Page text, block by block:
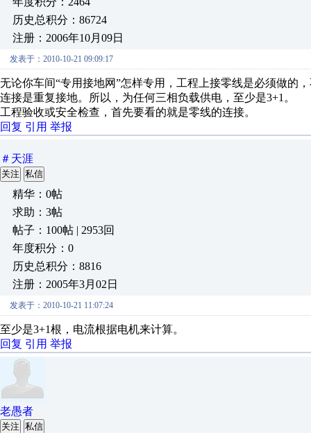
历史总积分：86724
注册：2006年10月09日
发表于：2010-10-21 09:09:17
无论你车间“专用接地网”怎样专用，工程上接零线是必须做的
连接是重复接地。所以，为任何三相负载供电，至少是3+1。
工程验收或安全检查，首先要看的就是零线的连接。
回复 引用 举报
＃天涯
关注 私信
精华：0帖
求助：3帖
帖子：100帖 | 2953回
年度积分：0
历史总积分：8816
注册：2005年3月02日
发表于：2010-10-21 11:07:24
至少是3+1根，电流根据电机来计算。
回复 引用 举报
老愚者
关注 私信